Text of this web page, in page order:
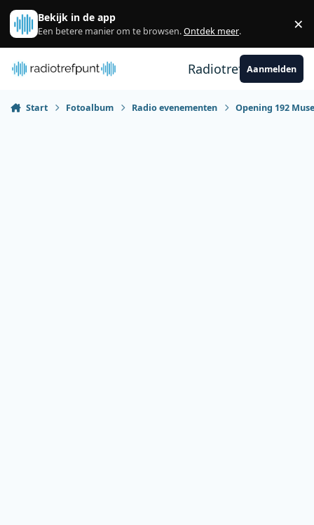
Spring naar bijdragen
Bekijk in de app
Een betere manier om te browsen.Ontdek meer. ×
RadiotrefpuntAanmelden
Start Fotoalbum Radio evenementen Opening 192